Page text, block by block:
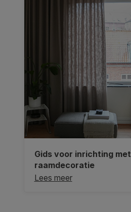
Gids voor inrichting met
raamdecoratie
Lees meer